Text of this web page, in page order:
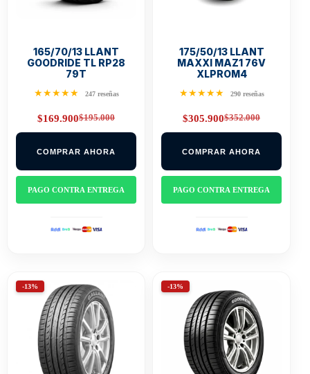
165/70/13 LLANT
GOODRIDE TL RP28
79T
★★★★★ 247 reseñas
$195.000
Original
price
$195.000.
$169.900Current
price
$169.900.
COMPRAR AHORA
PAGO CONTRA ENTREGA
175/50/13 LLANT
MAXXI MAZ1 76V
XLPROM4
★★★★★ 290 reseñas
$352.000
Original
price
$352.000.
$305.900Current
price
$305.900.
COMPRAR AHORA
PAGO CONTRA ENTREGA
-13% -13%